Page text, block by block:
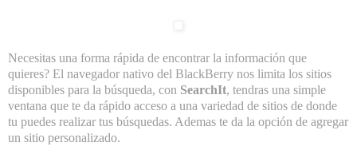
Necesitas una forma rápida de encontrar la información que
quieres? El navegador nativo del BlackBerry nos limita los sitios
disponibles para la búsqueda, con SearchIt, tendras una simple
ventana que te da rápido acceso a una variedad de sitios de donde
tu puedes realizar tus búsquedas. Ademas te da la opción de agregar
un sitio personalizado.